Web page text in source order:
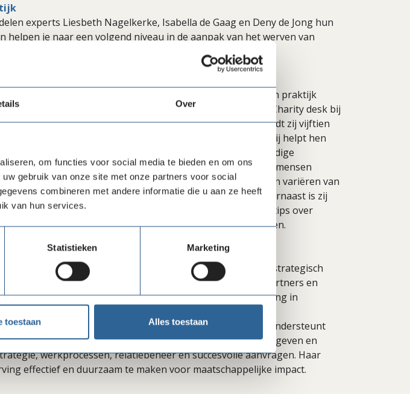
Over
om functies voor social media te bieden en om ons
gebruik van onze site met onze partners voor social
combineren met andere informatie die u aan ze heeft
van hun services.
Statistieken Marketing
toestaan Alles toestaan
experts Liesbeth Nagelkerke, Isabella de Gaag en Deny de Jong hun
helpen je naar een volgend niveau in de aanpak van het werven van
is filantropieadviseur en eigenaar van Reachout2, haar eigen praktijk
jarenlange ervaring, onder meer bij de eerste Nederlandse Charity desk bij
een uniek kijkje in de keuken van grote gevers. Nu begeleidt zij vijftien
die jaarlijks tussen de €100.000 en €3 miljoen schenken. Zij helpt hen
voor duurzame verandering en is bekend om haar zorgvuldige
betrokkenheid en wereldwijde netwerk. Haar missie is mensen
en fondsen te helpen hun ambities te realiseren. Projecten variëren van
Zambia tot steun voor journalistieke vrijheid in Europa. Daarnaast is zij
vermogensfondsen. Liesbeth deelt waardevolle ‘insider’ tips over
opbouwen van een duurzame relatie met vermogensfondsen.
is sinds 2021 hoofd fondsenwerving bij Stichting Move. Als strategisch
zij maatschappelijke organisaties met samenwerkingspartners en
uit. Ze is bekend met de dynamiek van fondsenwerving in
binnen Move naar een hoger niveau getild. Isabella ondersteunt
door haar praktijkervaring te delen, praktische tips te geven en
werkprocessen, relatiebeheer en succesvolle aanvragen. Haar
effectief en duurzaam te maken voor maatschappelijke impact.